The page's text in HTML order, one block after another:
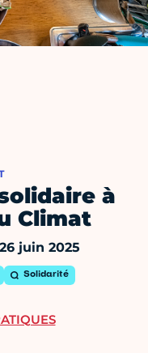
à
Climat
juin 2025
Solidarité